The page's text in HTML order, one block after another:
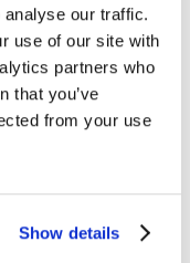
our traffic.
use of our site with
partners who
that you’ve
from your use
Show details